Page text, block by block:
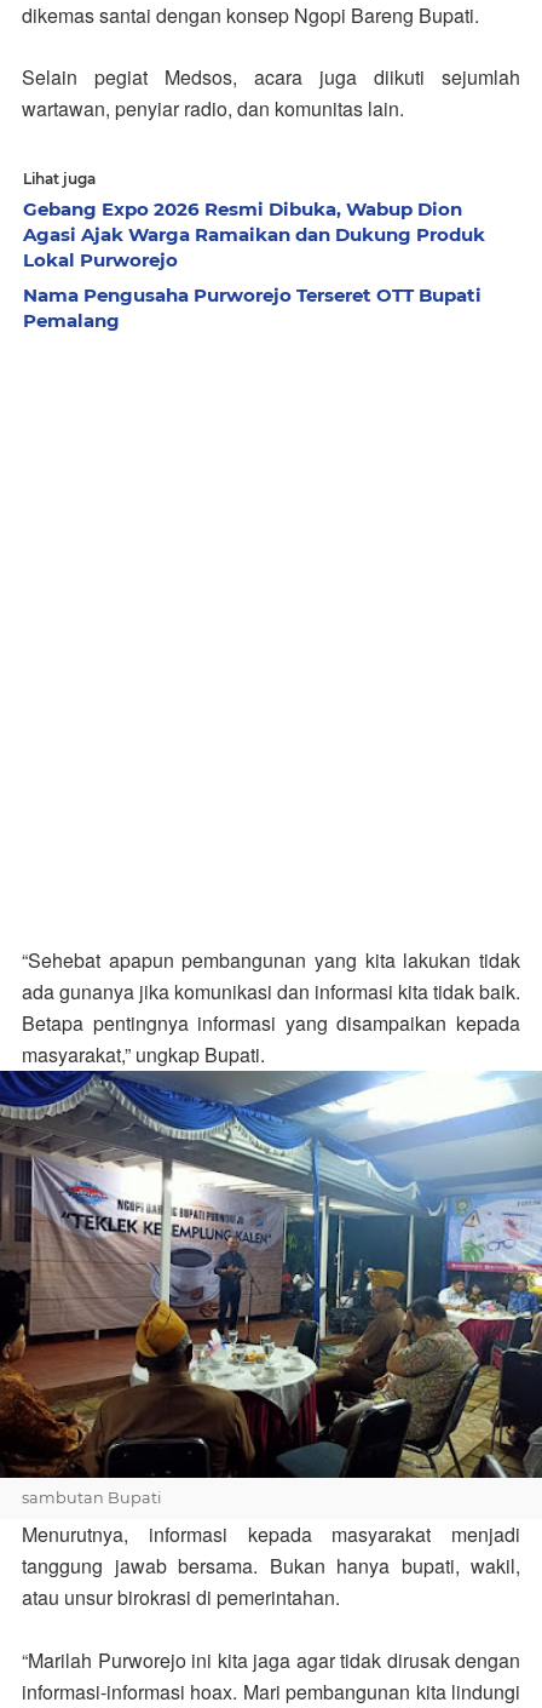
dikemas santai dengan konsep Ngopi Bareng Bupati.
Selain pegiat Medsos, acara juga diikuti sejumlah
wartawan, penyiar radio, dan komunitas lain.
Lihat juga
Gebang Expo 2026 Resmi Dibuka, Wabup Dion
Agasi Ajak Warga Ramaikan dan Dukung Produk
Lokal Purworejo
Nama Pengusaha Purworejo Terseret OTT Bupati
Pemalang
“Sehebat apapun pembangunan yang kita lakukan tidak
ada gunanya jika komunikasi dan informasi kita tidak baik.
Betapa pentingnya informasi yang disampaikan kepada
masyarakat,” ungkap Bupati.
sambutan Bupati
Menurutnya, informasi kepada masyarakat menjadi
tanggung jawab bersama. Bukan hanya bupati, wakil,
atau unsur birokrasi di pemerintahan.
“Marilah Purworejo ini kita jaga agar tidak dirusak dengan
informasi-informasi hoax. Mari pembangunan kita lindungi